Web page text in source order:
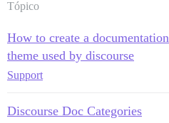
Tópico
How to create a documentation
theme used by discourse
Support
Discourse Doc Categories